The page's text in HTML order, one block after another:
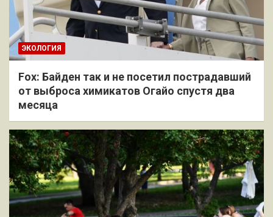
ЭКОЛОГИЯ
Fox: Байден так и не посетил пострадавший
от выброса химикатов Огайо спустя два
месяца